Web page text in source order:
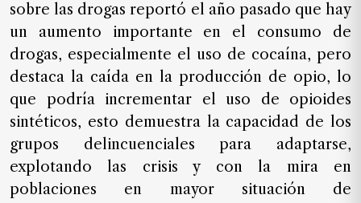
sobre las drogas reportó el año pasado que hay
un aumento importante en el consumo de
drogas, especialmente el uso de cocaína, pero
destaca la caída en la producción de opio, lo
que podría incrementar el uso de opioides
sintéticos, esto demuestra la capacidad de los
grupos delincuenciales para adaptarse,
explotando las crisis y con la mira en
poblaciones en mayor situación de